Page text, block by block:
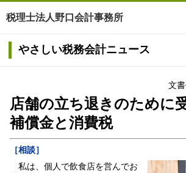
税理士法人野口会計事務所
やさしい税務会計ニュース
文
店舗の立ち退きのために
補償金と消費税
［相談］
私は、個人で飲食店を営んでお